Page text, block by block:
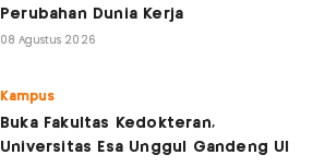
Perubahan Dunia Kerja
08 Agustus 2026
Kampus
Buka Fakultas Kedokteran,
Universitas Esa Unggul Gandeng UI